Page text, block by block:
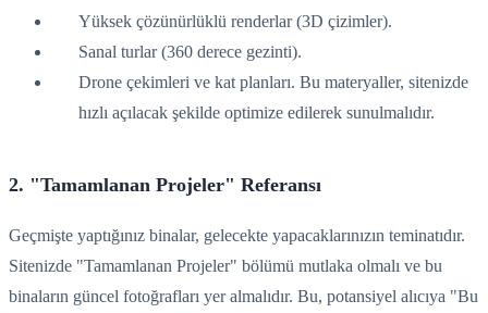
Yüksek çözünürlüklü renderlar (3D çizimler).
Sanal turlar (360 derece gezinti).
Drone çekimleri ve kat planları. Bu materyaller, sitenizde
hızlı açılacak şekilde optimize edilerek sunulmalıdır.
2. "Tamamlanan Projeler" Referansı
Geçmişte yaptığınız binalar, gelecekte yapacaklarınızın teminatıdır.
Sitenizde "Tamamlanan Projeler" bölümü mutlaka olmalı ve bu
binaların güncel fotoğrafları yer almalıdır. Bu, potansiyel alıcıya "Bu